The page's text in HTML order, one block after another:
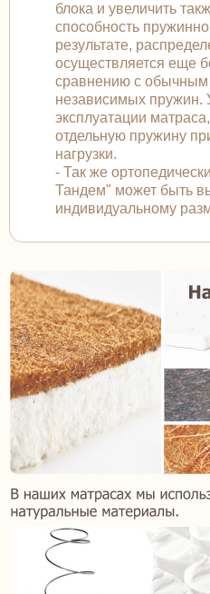
блока и увеличить
способность
результате,
осуществляется еще
сравнению с обычным
независимых пружин.
эксплуатации
отдельную пружину
нагрузки.
- Так же
Тандем" может быть
индивидуальному